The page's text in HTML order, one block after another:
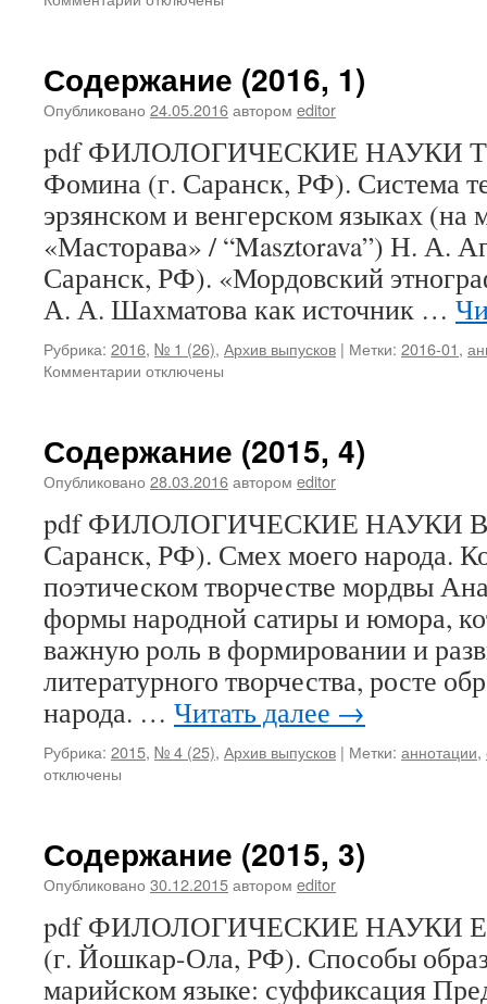
2)
Содержание (2016, 1)
Опубликовано 24.05.2016автором editor
pdf ФИЛОЛОГИЧЕСКИЕ НАУКИ Т.
Фомина (г. Саранск, РФ). Система
эрзянском и венгерском языках (на
«Масторава» / “Masztorava”) Н. А.
Саранск, РФ). «Мордовский
А. А. Шахматова как источник …
Рубрика: 2016, № 1 (26), Архив выпусков | Метки: 2016-01,
Комментарии к
1)
отключены
Содержание (2015, 4)
Опубликовано 28.03.2016автором editor
pdf ФИЛОЛОГИЧЕСКИЕ НАУКИ В.
Саранск, РФ). Смех моего народа.
поэтическом творчестве мордвы
формы народной сатиры и юмора,
важную роль в формировании и
литературного творчества, росте
народа. … Читать далее →
Рубрика: 2015, № 4 (25), Архив выпусков | Метки: аннотации,
отключены
Содержание (2015, 3)
Опубликовано 30.12.2015автором editor
pdf ФИЛОЛОГИЧЕСКИЕ НАУКИ
(г. Йошкар-Ола, РФ). Способы
марийском языке: суффиксация